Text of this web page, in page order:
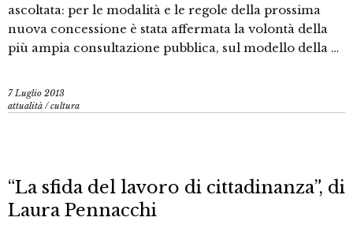
ascoltata: per le modalità e le regole della prossima
nuova concessione è stata affermata la volontà della
più ampia consultazione pubblica, sul modello della …
7 Luglio 2013
attualità /cultura
“La sfida del lavoro di cittadinanza”, di
Laura Pennacchi